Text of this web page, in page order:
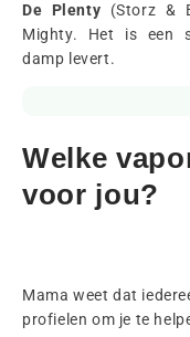
De Plenty (Storz &
Mighty. Het is een
damp levert.
Welke
voor jou?
Mama weet dat
profielen om je te